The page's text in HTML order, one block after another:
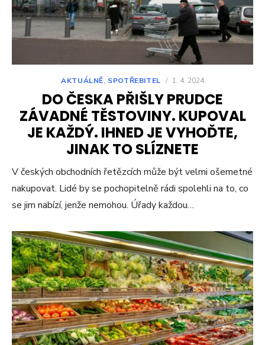
AKTUÁLNĚ, SPOTŘEBITEL / 1. 4. 2024
DO ČESKA PŘIŠLY PRUDCE
ZÁVADNÉ TĚSTOVINY. KUPOVAL
JE KAŽDÝ. IHNED JE VYHOĎTE,
JINAK TO SLÍZNETE
V českých obchodních řetězcích může být velmi ošemetné
nakupovat. Lidé by se pochopitelně rádi spolehli na to, co
se jim nabízí, jenže nemohou. Úřady každou…